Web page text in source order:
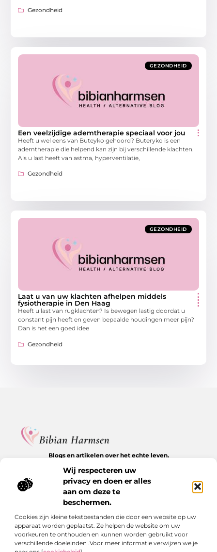
Wij respecteren uw
privacy en doen er alles
aan om deze te
beschermen.
Cookies zijn kleine tekstbestanden die door een website op uw
apparaat worden geplaatst. Ze helpen de website om uw
voorkeuren te onthouden en kunnen worden gebruikt voor
verschillende doeleinden .Voor meer informatie verwijzen we je
Gezondheid
GEZONDHEID
Een veelzijdige ademtherapie speciaal voor jou
Heeft u wel eens van Buteyko gehoord? Buteryko is een
ademtherapie die helpend kan zijn bij verschillende klachten.
Als u last heeft van astma, hyperventilatie,
Gezondheid
GEZONDHEID
Laat u van uw klachten afhelpen middels
fysiotherapie in Den Haag
Heeft u last van rugklachten? Is bewegen lastig doordat u
constant pijn heeft en geven bepaalde houdingen meer pijn?
Dan is het een goed idee
Gezondheid
Blogs en artikelen over het echte leven.
waardevolle inzichten op BibianHarmsen.nl.
Bericht categorie
Onze informatie